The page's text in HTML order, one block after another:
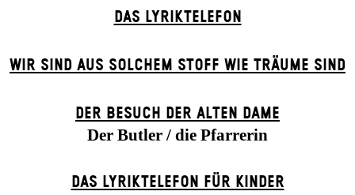
DAS LYRIKTELEFON
WIR SIND AUS SOLCHEM STOFF WIE TRÄUME SIND
DER BE­SUCH DER ALT­EN DA­ME
Der Butler / die Pfarrerin
DAS LYRIKTELEFON FÜR KINDER